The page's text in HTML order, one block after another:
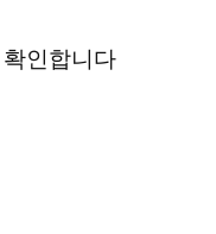
인합니다